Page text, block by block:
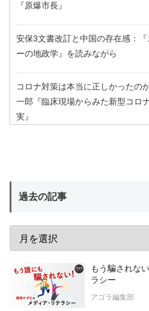
『原爆市長』
安保3文書改訂と中国の存在感：
ーの地政学』を読みながら
コロナ対策は本当に正しかったの
一郎『臨床現場からみた新型コロ
実』
過去の記事
もう騙されな
ラシー
アゴラ編集部